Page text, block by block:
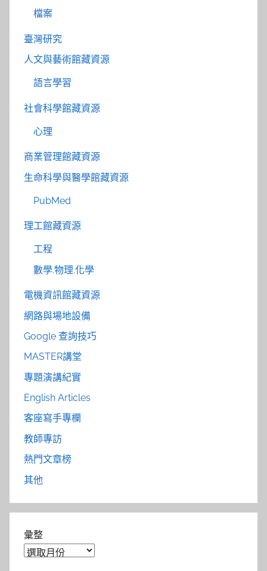
檔案
臺灣研究
人文與藝術館藏資源
語言學習
社會科學館藏資源
心理
商業管理館藏資源
生命科學與醫學館藏資源
PubMed
理工館藏資源
工程
數學.物理.化學
電機資訊館藏資源
網路與場地設備
Google 查詢技巧
MASTER講堂
專題演講紀實
English Articles
客座寫手專欄
教師專訪
熱門文章榜
其他
彙整